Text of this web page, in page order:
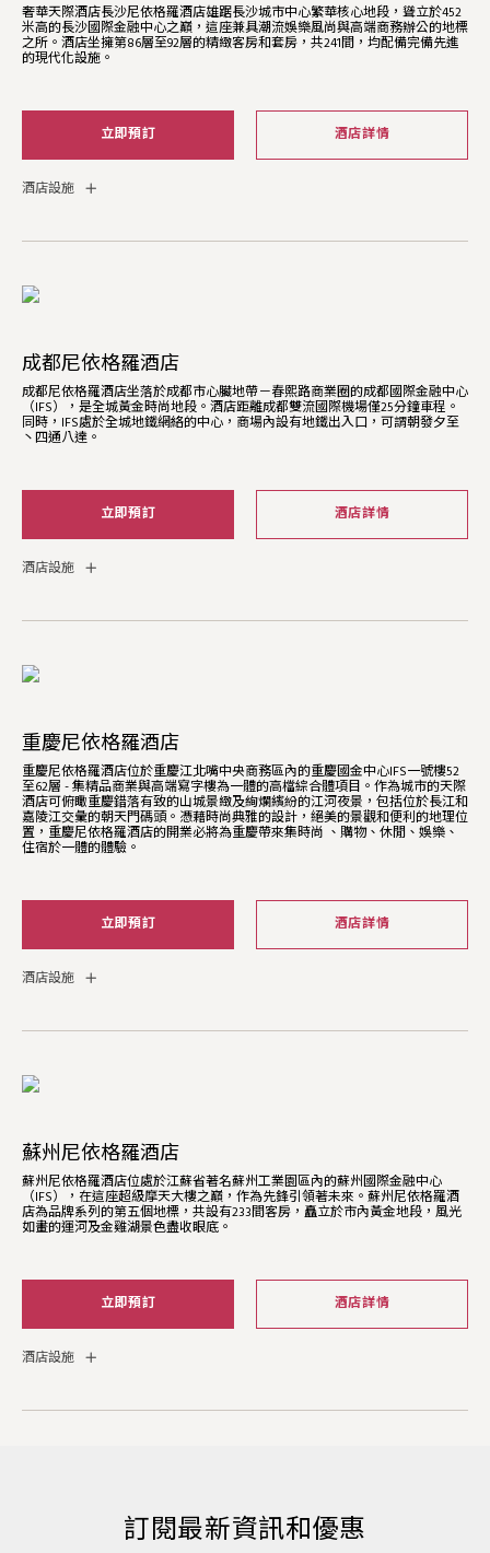
奢華天際酒店長沙尼依格羅酒店雄踞長沙城市中心繁華核心地段，聳立於452
米高的長沙國際金融中心之巔，這座兼具潮流娛樂風尚與高端商務辦公的地標
之所。酒店坐擁第86層至92層的精緻客房和套房，共241間，均配備完備先進
的現代化設施。
立即預訂 酒店詳情
酒店設施
成都尼依格羅酒店
成都尼依格羅酒店坐落於成都市心臟地帶－春熙路商業圈的成都國際金融中心
（IFS），是全城黃金時尚地段。酒店距離成都雙流國際機場僅25分鐘車程。
同時，IFS處於全城地鐵網絡的中心，商場內設有地鐵出入口，可謂朝發夕至
丶四通八達。
立即預訂 酒店詳情
酒店設施
重慶尼依格羅酒店
重慶尼依格羅酒店位於重慶江北嘴中央商務區內的重慶國金中心IFS一號樓52
至62層 - 集精品商業與高端寫字樓為一體的高檔綜合體項目。作為城市的天際
酒店可俯瞰重慶錯落有致的山城景緻及絢爛繽紛的江河夜景，包括位於長江和
嘉陵江交彙的朝天門碼頭。憑藉時尚典雅的設計，絕美的景觀和便利的地理位
置，重慶尼依格羅酒店的開業必將為重慶帶來集時尚 、購物、休閒、娛樂、
住宿於一體的體驗。
立即預訂 酒店詳情
酒店設施
蘇州尼依格羅酒店
蘇州尼依格羅酒店位處於江蘇省著名蘇州工業園區內的蘇州國際金融中心
（IFS），在這座超級摩天大樓之巔，作為先鋒引領著未來。蘇州尼依格羅酒
店為品牌系列的第五個地標，共設有233間客房，矗立於市內黃金地段，風光
如畫的運河及金雞湖景色盡收眼底。
立即預訂 酒店詳情
酒店設施
訂閱最新資訊和優惠